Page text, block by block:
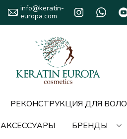
info@keratin-
europa.com
РЕКОНСТРУКЦИЯ ДЛЯ
АКСЕССУАРЫ
БРЕНДЫ